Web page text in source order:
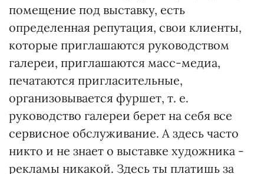
помещение под выставку, есть
определенная репутация, свои клиенты,
которые приглашаются руководством
галереи, приглашаются масс-медиа,
печатаются пригласительные,
организовывается фуршет, т. е.
руководство галереи берет на себя все
сервисное обслуживание. А здесь часто
никто и не знает о выставке художника -
рекламы никакой. Здесь ты платишь за